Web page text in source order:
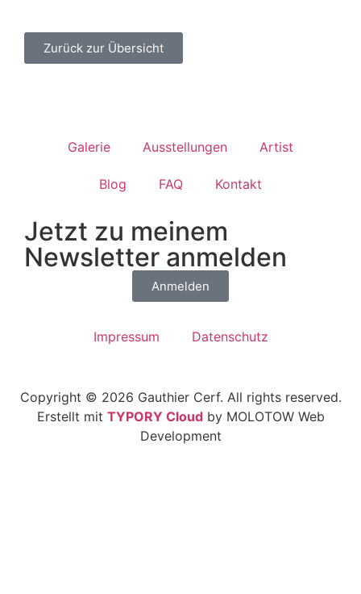
Zurück zur Übersicht
Galerie Ausstellungen Artist
Blog FAQ Kontakt
Jetzt zu meinem
Newsletter anmelden
Anmelden
Impressum Datenschutz
Copyright © 2026 Gauthier Cerf. All rights reserved.
Erstellt mit TYPORY Cloudby MOLOTOW Web
Development